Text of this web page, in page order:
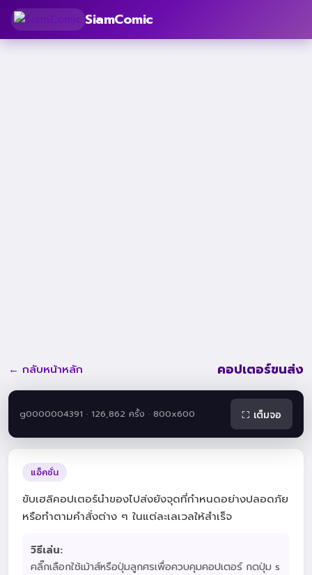
SiamComic
← กลับหน้าหลัก คอปเตอร์ขนส่ง
g0000004391 · 126,862 ครั้ง · 800x600 ⛶ เต็มจอ
แอ็คชั่น
ขับเฮลิคอปเตอร์นำของไปส่งยังจุดที่กำหนดอย่างปลอดภัย
หรือทำตามคำสั่งต่าง ๆ ในแต่ละเลเวลให้สำเร็จ
วิธีเล่น:
คลิ๊กเลือกใช้เม้าส์หรือปุ่มลูกศรเพื่อควบคุมคอปเตอร์ กดปุ่ม s